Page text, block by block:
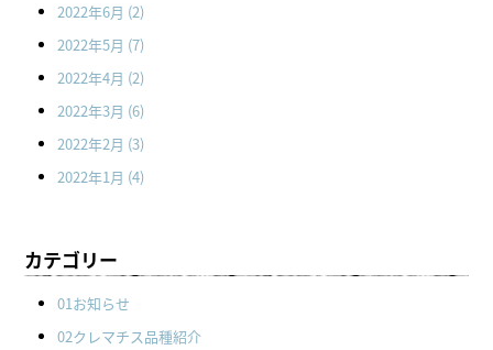
2022年6月 (2)
2022年5月 (7)
2022年4月 (2)
2022年3月 (6)
2022年2月 (3)
2022年1月 (4)
カテゴリー
01お知らせ
02クレマチス品種紹介